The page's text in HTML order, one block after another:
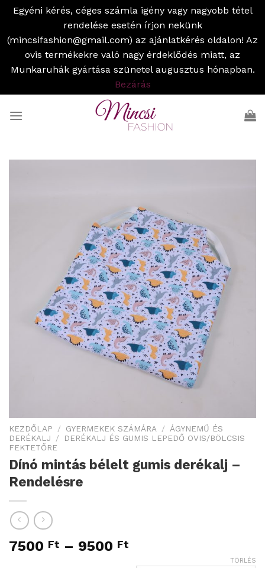
Egyéni kérés, céges számla igény vagy nagyobb tétel
rendelése esetén írjon nekünk
(mincsifashion@gmail.com) az ajánlatkérés oldalon! Az
ovis termékekre való nagy érdeklődés miatt, az
Munkaruhák gyártása szünetel augusztus hónapban.
Bezárás
KEZDŐLAP / GYERMEKEK SZÁMÁRA / ÁGYNEMŰ ÉS
DERÉKALJ
/
DERÉKALJ ÉS GUMIS LEPEDŐ OVIS/BÖLCSIS
FEKTETŐRE
Dínó mintás bélelt gumis derékalj –
Rendelésre
7500 Ft – 9500 Ft
TÖRLÉS